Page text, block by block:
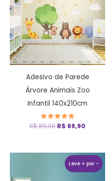
Adesivo de Parede
Árvore Animais Zoo
Infantil 140x210cm
Avaliação
5.00
R$89,90
R$ 89,90.
R$ 69,90
R$ 69,90.
Leve + por -